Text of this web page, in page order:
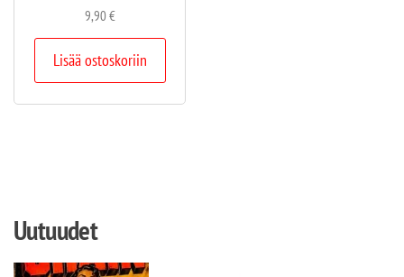
9,90€
Lisää ostoskoriin
Uutuudet